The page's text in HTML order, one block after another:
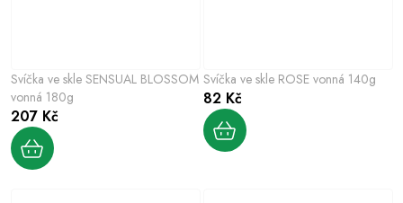
Svíčka ve skle SENSUAL BLOSSOM
vonná 180g
207 Kč
Svíčka ve skle ROSE vonná 140g
82 Kč